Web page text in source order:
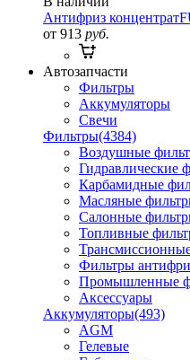
Антифриз концентрат
от 913 руб.
Автозапчасти
Фильтры
Аккумуляторы
Свечи
Фильтры(4384)
Воздушные
Гидравлические
Карбамидные
Масляные
Салонные
Топливные
Фильтры
Промышленные
Аксессуары
Аккумуляторы(493)
AGM
Гелевые